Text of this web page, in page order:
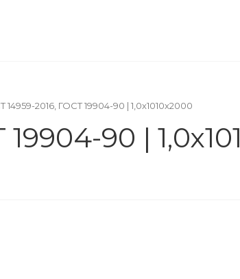
2016, ГОСТ 19904-90 | 1,0х1010х2000
90 |